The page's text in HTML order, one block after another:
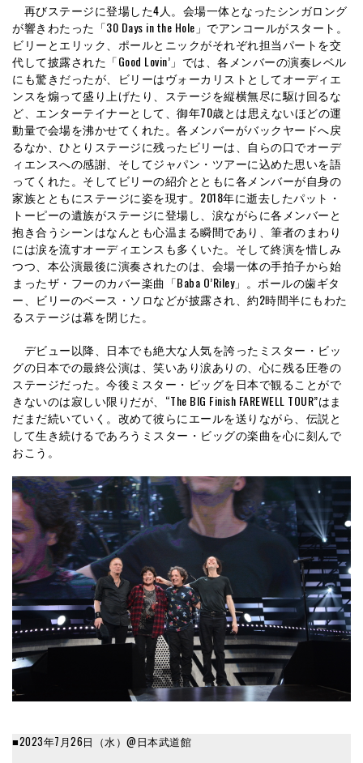
再びステージに登場した4人。会場一体となったシンガロング
が響きわたった「30 Days in the Hole」でアンコールがスタート。
ビリーとエリック、ポールとニックがそれぞれ担当パートを交
代して披露された「Good Lovin’」では、各メンバーの演奏レベル
にも驚きだったが、ビリーはヴォーカリストとしてオーディエ
ンスを煽って盛り上げたり、ステージを縦横無尽に駆け回るな
ど、エンターテイナーとして、御年70歳とは思えないほどの運
動量で会場を沸かせてくれた。各メンバーがバックヤードへ戻
るなか、ひとりステージに残ったビリーは、自らの口でオーデ
ィエンスへの感謝、そしてジャパン・ツアーに込めた思いを語
ってくれた。そしてビリーの紹介とともに各メンバーが自身の
家族とともにステージに姿を現す。2018年に逝去したパット・
トーピーの遺族がステージに登場し、涙ながらに各メンバーと
抱き合うシーンはなんとも心温まる瞬間であり、筆者のまわり
には涙を流すオーディエンスも多くいた。そして終演を惜しみ
つつ、本公演最後に演奏されたのは、会場一体の手拍子から始
まったザ・フーのカバー楽曲「Baba O’Riley」。ポールの歯ギタ
ー、ビリーのベース・ソロなどが披露され、約2時間半にもわた
るステージは幕を閉じた。
デビュー以降、日本でも絶大な人気を誇ったミスター・ビッ
グの日本での最終公演は、笑いあり涙ありの、心に残る圧巻の
ステージだった。今後ミスター・ビッグを日本で観ることがで
きないのは寂しい限りだが、“The BIG Finish FAREWELL TOUR”はま
だまだ続いていく。改めて彼らにエールを送りながら、伝説と
して生き続けるであろうミスター・ビッグの楽曲を心に刻んで
おこう。
■2023年7月26日（水）@日本武道館